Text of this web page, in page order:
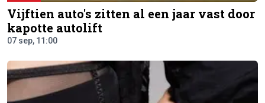
Vijftien auto's zitten al een jaar vast door
kapotte autolift
07 sep, 11:00